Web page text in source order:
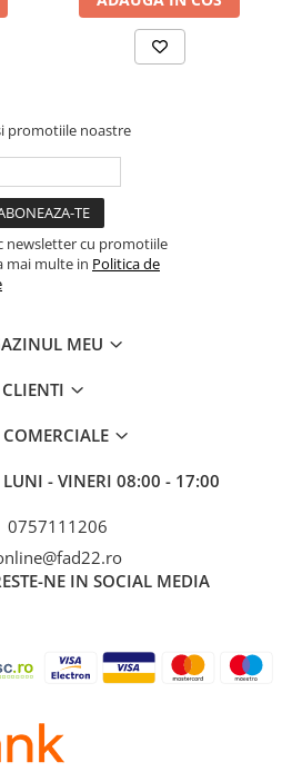
promotiile noastre
newsletter cu promotiile
mai multe in Politica de
MEU
CLIENTI
COMERCIALE
LUNI - VINERI 08:00 - 17:00
0757111206
NE IN SOCIAL MEDIA